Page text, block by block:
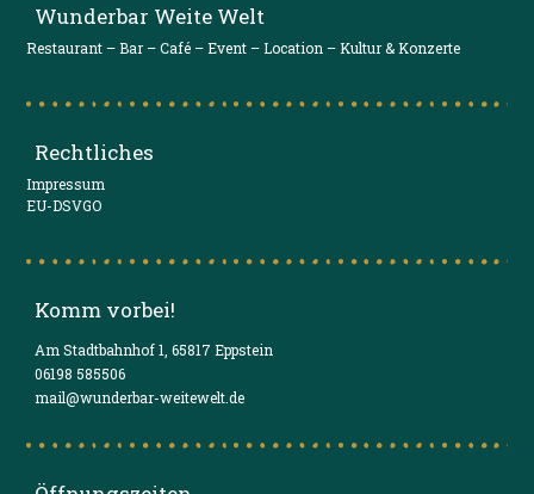
Wunderbar Weite Welt
Restaurant – Bar – Café – Event – Location – Kultur & Konzerte
Rechtliches
Impressum
EU-DSVGO
Komm vorbei!
Am Stadtbahnhof 1, 65817 Eppstein
06198 585506
mail@wunderbar-weitewelt.de